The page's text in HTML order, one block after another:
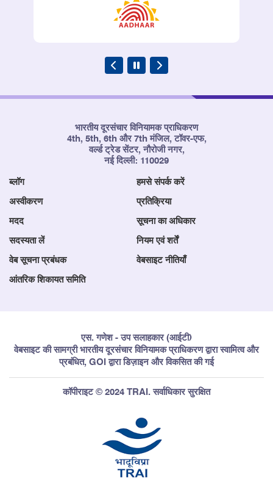
भारतीय दूरसंचार विनियामक प्राधिकरण
4th, 5th, 6th और 7th मंजिल, टॉवर-एफ,
वर्ल्ड ट्रेड सेंटर, नौरोजी नगर,
नई दिल्ली: 110029
ब्लॉग हमसे संपर्क करें
अस्वीकरण प्रतिक्रिया
मदद सूचना का अधिकार
सदस्यता लें नियम एवं शर्तें
वेब सूचना प्रबंधक वेबसाइट नीतियाँ
आंतरिक शिकायत समिति
एस. गणेश - उप सलाहकार (आईटी)
वेबसाइट की सामग्री भारतीय दूरसंचार विनियामक प्राधिकरण द्वारा स्वामित्व और
प्रबंधित, GOI द्वारा डिज़ाइन और विकसित की गई
कॉपीराइट © 2024 TRAI. सर्वाधिकार सुरक्षित